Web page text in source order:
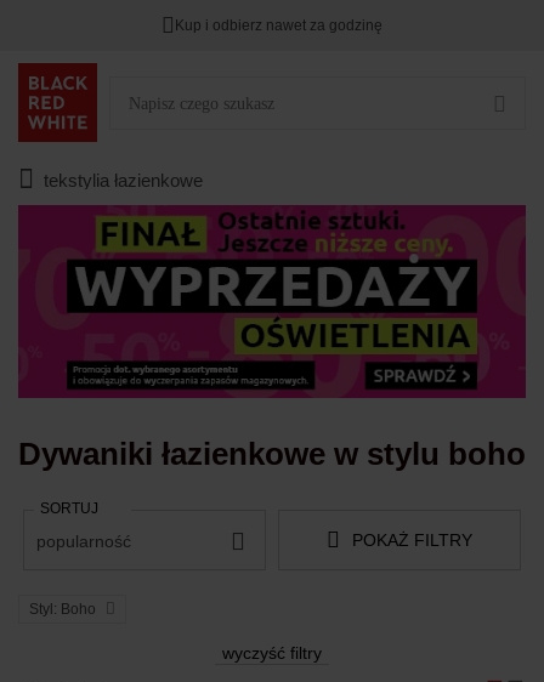
HITY DNIA przy zapisie na Newsletter.
Kup i odbierz nawet za godzinę
tekstylia łazienkowe
Dywaniki łazienkowe w stylu boho
POKAŻ FILTRY
Styl: Boho
wyczyść filtry
SORTUJ
popularność